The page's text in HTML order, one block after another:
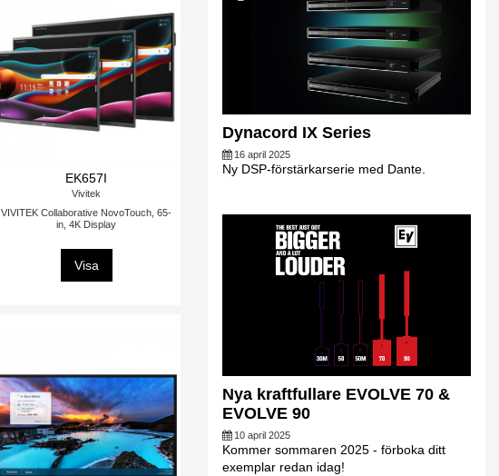
EK657I
Vivitek
VIVITEK Collaborative NovoTouch, 65-
in, 4K Display
Visa
Dynacord IX Series
16 april 2025
Ny DSP-förstärkarserie med Dante.
Nya kraftfullare EVOLVE 70 &
EVOLVE 90
10 april 2025
Kommer sommaren 2025 - förboka ditt
exemplar redan idag!